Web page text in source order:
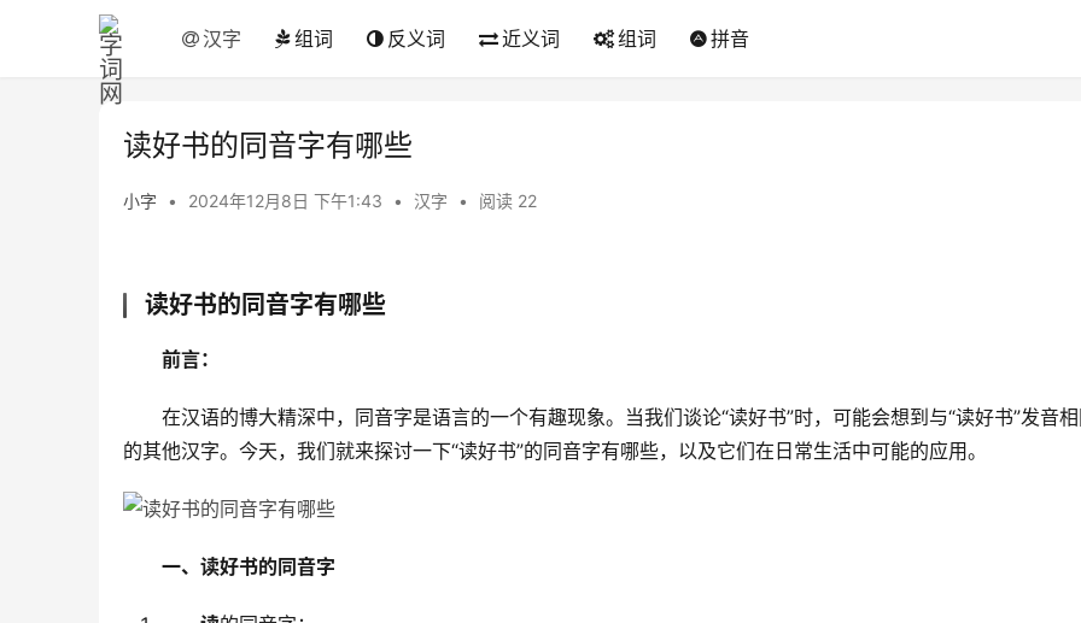
汉字 组词 反义词 近义词 组词 拼音
读好书的同音字有哪些
小字 • 2024年12月8日 下午1:43 • 汉字 • 阅读 22
读好书的同音字有哪些
前言：
在汉语的博大精深中，同音字是语言的一个有趣现象。当我们谈论“读好书”时，可能会想到与“读好书”发音
的其他汉字。今天，我们就来探讨一下“读好书”的同音字有哪些，以及它们在日常生活中可能的应用。
一、读好书的同音字